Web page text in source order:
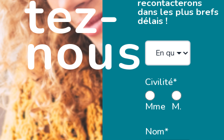
tez-
nous
recontacterons
dans les plus brefs
délais !
Civilité*
Mme M.
Nom*